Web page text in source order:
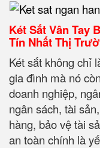
Két Sắt Vân Tay
Tín Nhất Thị
Két sắt không chỉ
gia đình mà nó
doanh nghiệp,
ngân sách, tài
hàng, bảo vệ tài
an toàn chính là